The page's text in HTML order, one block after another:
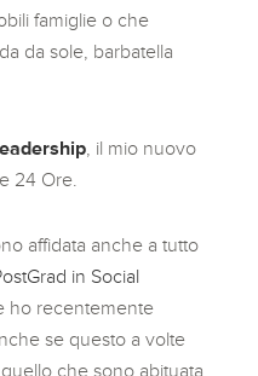
famiglie o che
da sole, barbatella
, il mio nuovo
24 Ore.
affidata anche a tutto
in Social
ho recentemente
se questo a volte
che sono abituata